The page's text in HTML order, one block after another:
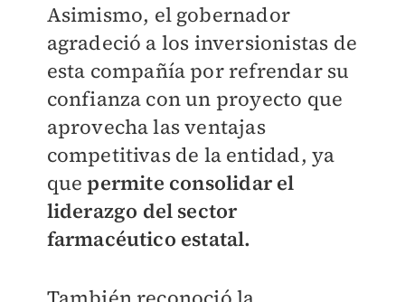
Asimismo, el gobernador
agradeció a los inversionistas de
esta compañía por refrendar su
confianza con un proyecto que
aprovecha las ventajas
competitivas de la entidad, ya
que permite consolidar el
liderazgo del sector
farmacéutico estatal.